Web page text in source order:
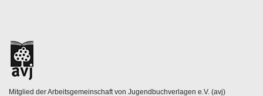
Mitglied der Arbeitsgemeinschaft von Jugendbuchverlagen e.V. (avj)